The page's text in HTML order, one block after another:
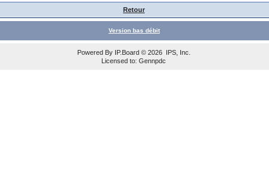
Retour
Version bas débit
Powered By IP.Board© 2026 IPS, Inc
Licensed to: Gennpdc